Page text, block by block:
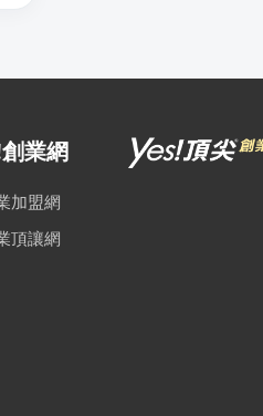
業網
加盟網
頂讓網